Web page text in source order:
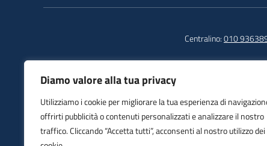
Diamo valore alla tua privacy
Utilizziamo i cookie per migliorare la tua esperienza di
offrirti pubblicità o contenuti personalizzati e analizzare il nostro
traffico. Cliccando “Accetta tutti”, acconsenti al nostro utilizzo dei
Centralino:010
Sampierdarena
Piazza Del Monastero, 6
16149 Genova (GE)
E-